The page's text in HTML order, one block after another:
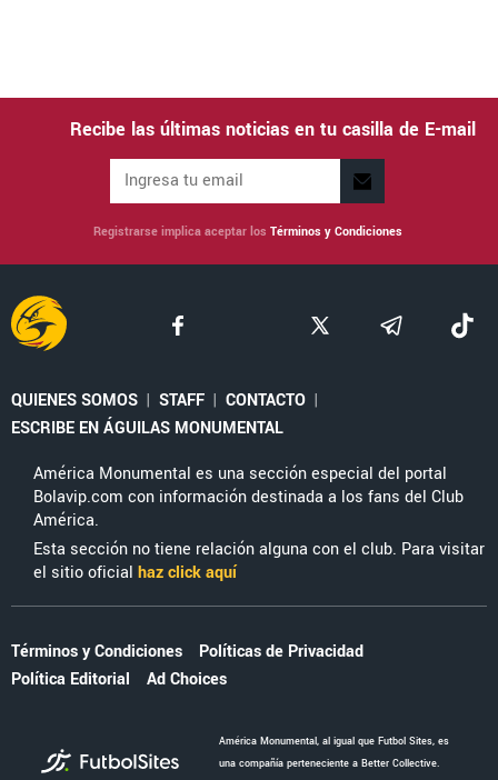
Recibe las últimas noticias en tu casilla de E-mail
Registrarse implica aceptar los Términos y Condiciones
QUIENES SOMOS | STAFF | CONTACTO |
ESCRIBE EN ÁGUILAS MONUMENTAL
América Monumental es una sección especial del portal
Bolavip.com con información destinada a los fans del Club
América.
Esta sección no tiene relación alguna con el club. Para visitar
el sitio oficial haz click aquí
Términos y Condiciones
Políticas de Privacidad
Política Editorial
Ad Choices
América Monumental, al igual que Futbol Sites, es
una compañía perteneciente a Better Collective.